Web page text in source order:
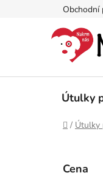
Obchodní
Útulky
Domů
/ Útulky
Cena